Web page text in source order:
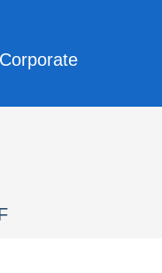
Corporate